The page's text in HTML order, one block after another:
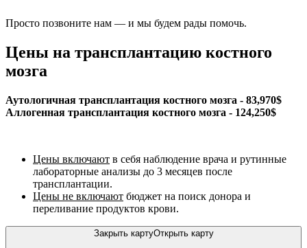
Просто позвоните нам — и мы будем рады помочь.
Цены на трансплантацию костного
мозга
Аутологичная трансплантация костного мозга - 83,970$
Аллогенная трансплантация костного мозга - 124,250$
Цены включают в себя наблюдение врача и рутинные
лабораторные анализы до 3 месяцев после
трансплантации.
Цены не включают бюджет на поиск донора и
переливание продуктов крови.
Закрыть картуОткрыть карту